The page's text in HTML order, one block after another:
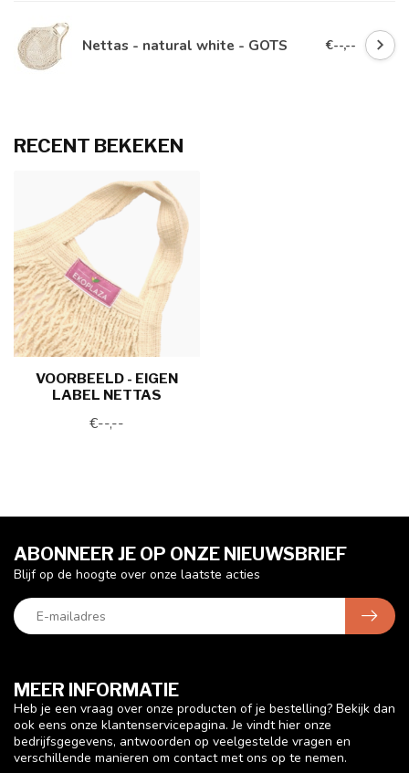
Nettas - natural white - GOTS €--,--
RECENT BEKEKEN
VOORBEELD - EIGEN
LABEL NETTAS
€--,--
MEER INFORMATIE
Heb je een vraag over onze producten of je bestelling? Bekijk dan
ook eens onze klantenservicepagina. Je vindt hier onze
bedrijfsgegevens, antwoorden op veelgestelde vragen en
verschillende manieren om contact met ons op te nemen.
ABONNEER JE OP ONZE NIEUWSBRIEF
Blijf op de hoogte over onze laatste acties